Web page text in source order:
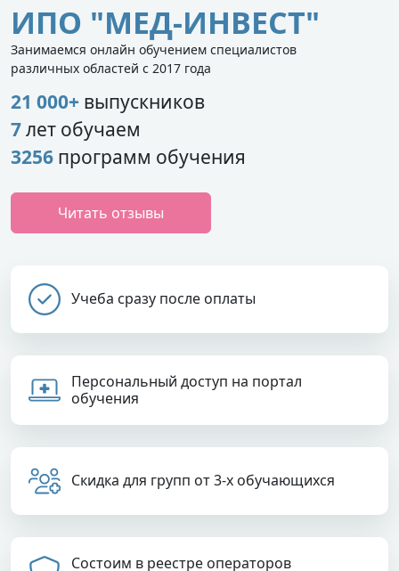
ИПО "МЕД-ИНВЕСТ"
Занимаемся онлайн обучением специалистов
различных областей с 2017 года
21 000+ выпускников
7лет обучаем
3256 программ обучения
Читать отзывы
Учеба сразу после оплаты
Персональный доступ на портал
обучения
Скидка для групп от 3-х обучающихся
Состоим в реестре операторов